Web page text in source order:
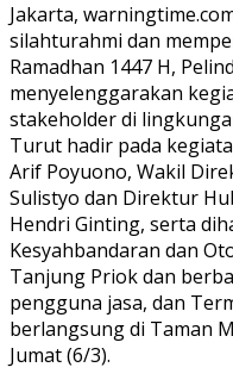
Jakarta,
silahturahmi dan
Ramadhan 1447 H,
menyelenggarakan
stakeholder di
Turut hadir pada
Arif Poyuono, Wakil
Sulistyo dan Direktur
Hendri Ginting, serta
Kesyahbandaran dan
Tanjung Priok dan
pengguna jasa, dan
berlangsung di Taman
Jumat (6/3).